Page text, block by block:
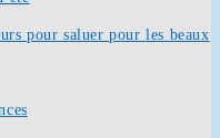
pour saluer pour les beaux